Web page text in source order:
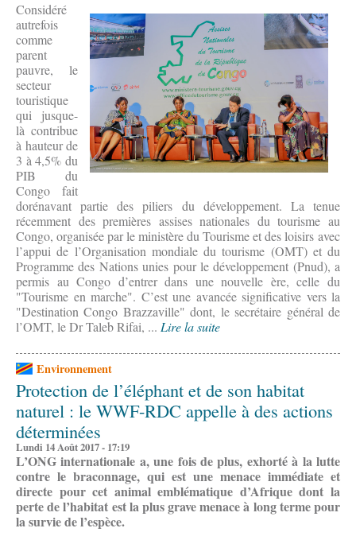
Considéré
autrefois
comme
parent
pauvre, le
secteur
touristique
qui jusque-
là contribue
à hauteur de
3 à 4,5% du
PIB du
Congo fait
dorénavant partie des piliers du développement. La tenue
récemment des premières assises nationales du tourisme au
Congo, organisée par le ministère du Tourisme et des loisirs avec
l’appui de l’Organisation mondiale du tourisme (OMT) et du
Programme des Nations unies pour le développement (Pnud), a
permis au Congo d’entrer dans une nouvelle ère, celle du
"Tourisme en marche". C’est une avancée significative vers la
"Destination Congo Brazzaville" dont, le secrétaire général de
l’OMT, le Dr Taleb Rifai, ... Lire la suite
Environnement
Protection de l’éléphant et de son habitat
naturel : le WWF-RDC appelle à des actions
déterminées
Lundi 14 Août 2017 - 17:19
L’ONG internationale a, une fois de plus, exhorté à la lutte
contre le braconnage, qui est une menace immédiate et
directe pour cet animal emblématique d’Afrique dont la
perte de l’habitat est la plus grave menace à long terme pour
la survie de l’espèce.